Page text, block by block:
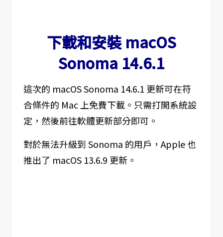
下載和安裝 macOS
Sonoma 14.6.1
這次的 macOS Sonoma 14.6.1 更新可在符
合條件的 Mac 上免費下載。只需打開系統設
定，然後前往軟體更新部分即可。
對於無法升級到 Sonoma 的用戶，Apple 也
推出了 macOS 13.6.9 更新。